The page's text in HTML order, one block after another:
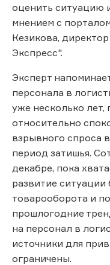
оценить ситуацию
мнением с
Кезикова,
Экспресс".
Эксперт
персонала в
уже несколько
относительно
взрывного спроса
период затишья.
декабре, пока
развитие ситуации
товарооборота и
прошлогодние
на персонал в
источники для
ограничены.